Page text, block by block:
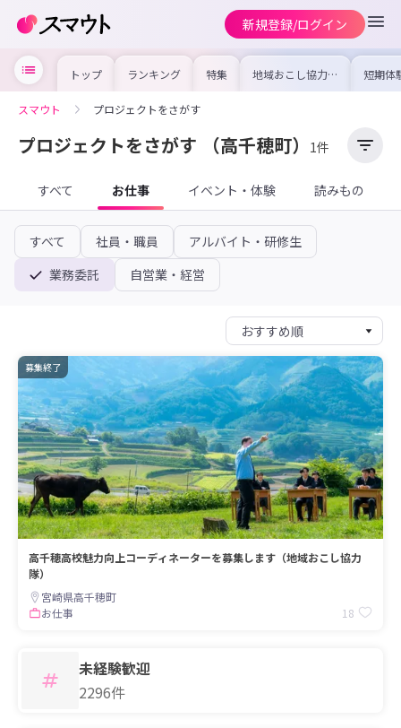
新規登録/ログイン
トップ ランキング 特集 地域おこし協力隊
の求人やイベント
を集めました！仕
けよう
短期体
り〜数
域を知
スマウト プロジェクトをさがす
プロジェクトをさがす （高千穂町） 1件
すべて お仕事 イベント・体験 読みもの
すべて 社員・職員
アルバイト・研修生
業務委託
自営業・経営
募集終了
高千穂高校魅力向上コーディネーターを募集します（地域おこし協力
隊）
宮崎県高千穂町
お仕事
18
未経験歓迎
2296件